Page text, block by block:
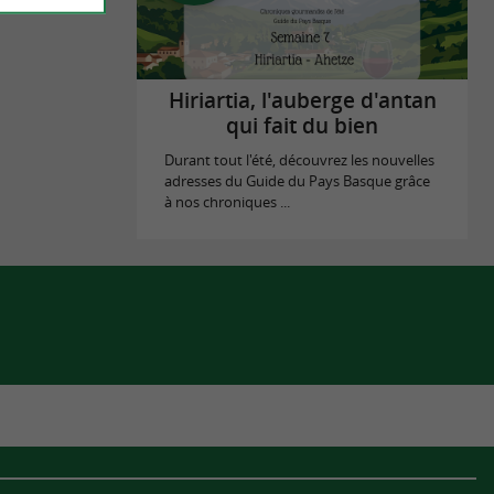
Hiriartia, l'auberge d'antan
qui fait du bien
Durant tout l'été, découvrez les nouvelles
adresses du Guide du Pays Basque grâce
à nos chroniques ...